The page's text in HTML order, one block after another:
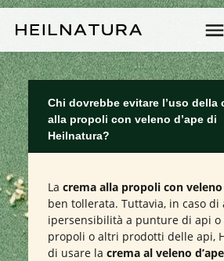
Chi dovrebbe evitare l’uso della
alla propoli con veleno d’ape di
Heilnatura?
La crema alla propoli con veleno
ben tollerata. Tuttavia, in caso di
ipersensibilità a punture di api o
propoli o altri prodotti delle api,
di usare la crema al veleno